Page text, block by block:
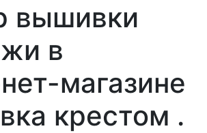
вышивки
в
магазине
крестом .